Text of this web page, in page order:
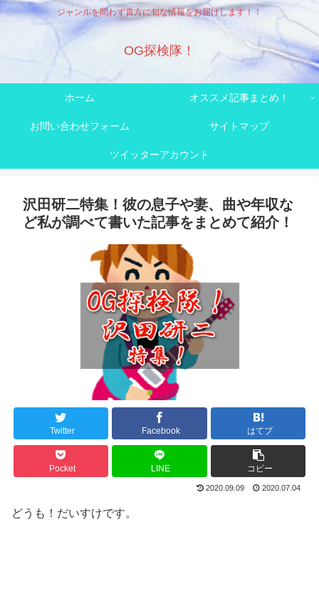
ジャンルを問わず貴方に旬な情報をお届けします！！
OG探検隊！
ホーム オススメ記事まとめ！
お問い合わせフォーム サイトマップ
ツイッターアカウント
沢田研二特集！彼の息子や妻、曲や年収な
ど私が調べて書いた記事をまとめて紹介！
Twitter Facebook はてブ
Pocket LINE コピー
2020.09.09 2020.07.04
どうも！だいすけです。